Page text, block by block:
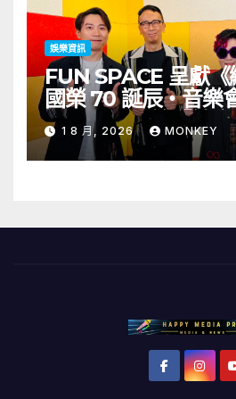
娛樂資訊
FUN SPACE 呈獻《
國榮 70 誕辰・音樂
1 日至 10 日於「健康
購
1 8 月, 2026 MONKEY